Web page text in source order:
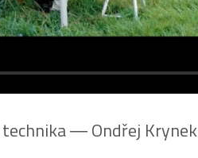
―Ondřej Krynek